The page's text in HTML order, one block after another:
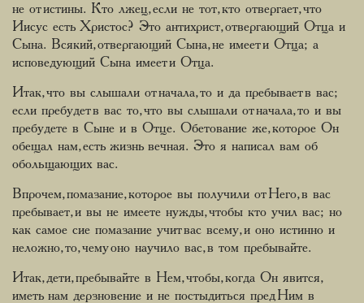
не от истины. Кто лжец, если не тот, кто отвергает, что
Иисус есть Христос? Это антихрист, отвергающий Отца и
Сына. Всякий, отвергающий Сына, не имеет и Отца; а
исповедующий Сына имеет и Отца.
Итак, что вы слышали от начала, то и да пребывает в вас;
если пребудет в вас то, что вы слышали от начала, то и вы
пребудете в Сыне и в Отце. Обетование же, которое Он
обещал нам, есть жизнь вечная. Это я написал вам об
обольщающих вас.
Впрочем, помазание, которое вы получили от Него, в вас
пребывает, и вы не имеете нужды, чтобы кто учил вас; но
как самое сие помазание учит вас всему, и оно истинно и
неложно, то, чему оно научило вас, в том пребывайте.
Итак, дети, пребывайте в Нем, чтобы, когда Он явится,
иметь нам дерзновение и не постыдиться пред Ним в